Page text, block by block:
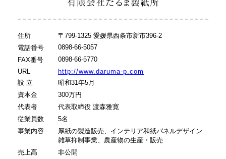
有限会社だるま製紙所
住所
〒799-1325 愛媛県西条市新市396-2
電話番号
0898-66-5057
FAX番号
0898-66-5770
URL
http://www.daruma-p.com
設 立
昭和31年5月
資本金
300万円
代表者
代表取締役 渡森雅寛
従業員数
5名
事業内容
厚紙の製造販売、インテリア和紙パネルデザイン
雑草抑制事業、農産物の生産・販売
売上高
非公開